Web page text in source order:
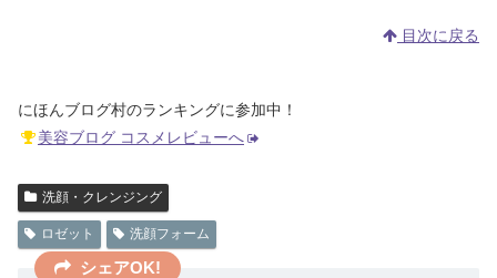
目次に戻る
にほんブログ村のランキングに参加中！
美容ブログ コスメレビューへ
洗顔・クレンジング
ロゼット 洗顔フォーム
シェアOK!